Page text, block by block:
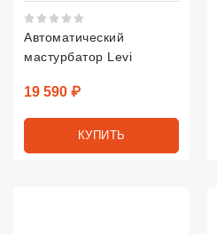
Автоматический
мастурбатор Levi
Цена
19 590 ₽
КУПИТЬ